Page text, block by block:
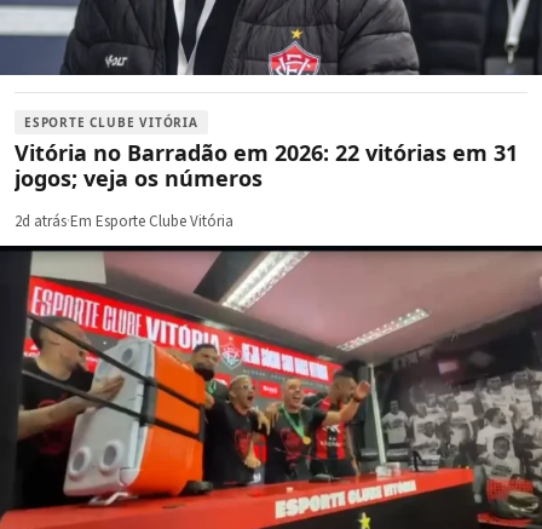
ESPORTE CLUBE VITÓRIA
Vitória no Barradão em 2026: 22 vitórias em 31
jogos; veja os números
2d atrás·Em Esporte Clube Vitória